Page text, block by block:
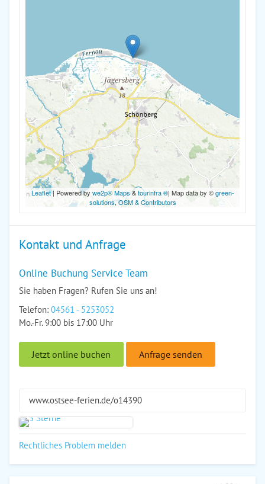
Leaflet| Powered by we2p® Maps&tourinfra ®| Map data by ©green-
solutions,OSM & Contributors
Kontakt und Anfrage
Online Buchung Service Team
Sie haben Fragen? Rufen Sie uns an!
Telefon: 04561 - 5253052
Mo.-Fr. 9:00 bis 17:00 Uhr
Jetzt online buchen Anfrage senden
www.ostsee-ferien.de/o14390
Rechtliches Problem melden